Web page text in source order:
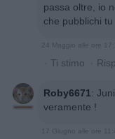
passa oltre, io
che pubblichi tu
24 Maggio alle ore
· Ti stimo ·
Roby6671:
veramente !
17 Giugno alle ore